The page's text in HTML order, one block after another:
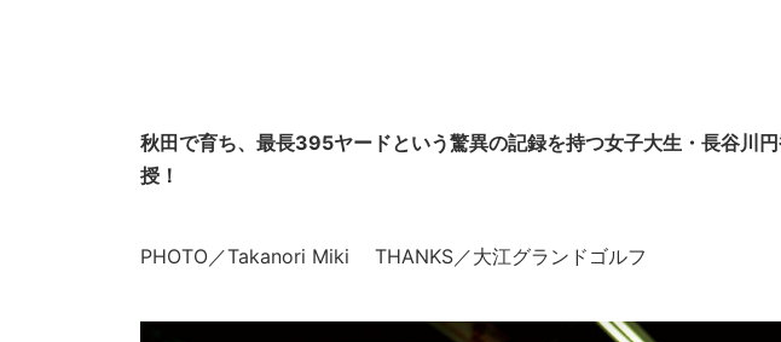
秋田で育ち、最長395ヤードという驚異の記録を持つ女子大生・長谷川
授！
PHOTO／Takanori Miki THANKS／大江グランドゴルフ